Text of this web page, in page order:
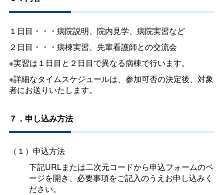
１日目・・・病院説明、院内見学、病院実習など
２日目・・・病棟実習、先輩看護師との交流会
※実習は１日目と２日目で異なる病棟で行います。
※詳細なタイムスケジュールは、参加可否の決定後、対象
者にお送りいたします。
７．申し込み方法
（１）申込方法
下記URLまたは二次元コードから申込フォームのペ
ージを開き、必要事項をご記入のうえお申し込みく
ださい。